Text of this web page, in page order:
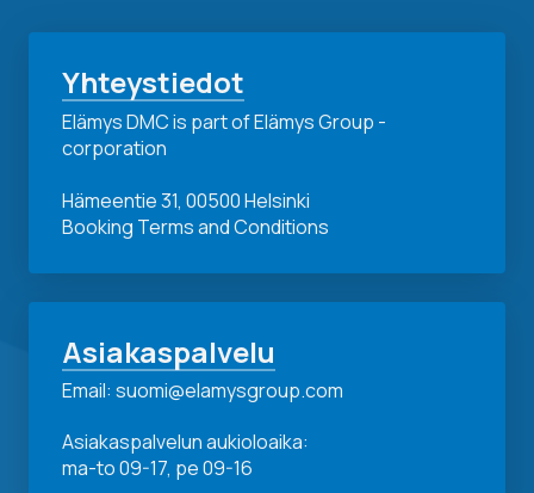
Yhteystiedot
Elämys DMC is part of Elämys Group -
corporation
Hämeentie 31, 00500 Helsinki
Booking Terms and Conditions
Asiakaspalvelu
Email: suomi@elamysgroup.com
Asiakaspalvelun aukioloaika:
ma-to 09-17, pe 09-16